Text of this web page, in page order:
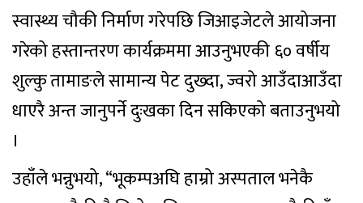
स्वास्थ्य चौकी निर्माण गरेपछि जिआइजेटले आयोजना
गरेको हस्तान्तरण कार्यक्रममा आउनुभएकी ६० वर्षीय
शुल्कु तामाङले सामान्य पेट दुख्दा, ज्वरो आउँदाआउँदा
धाएरै अन्त जानुपर्ने दुःखका दिन सकिएको बताउनुभयो
।
उहाँले भन्नुभयो, “भूकम्पअघि हाम्रो अस्पताल भनेकै